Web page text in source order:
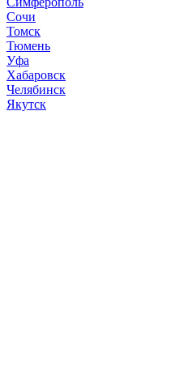
Сочи
Томск
Тюмень
Уфа
Хабаровск
Челябинск
Якутск